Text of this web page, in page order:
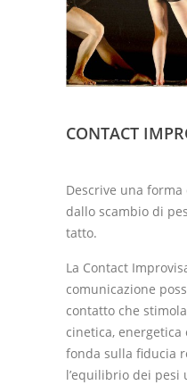
CONTACT
Descrive una
dallo scambio di
tatto.
La Contact
comunicazione
contatto che
cinetica, energetica
fonda sulla fiducia
l’equilibrio dei pesi